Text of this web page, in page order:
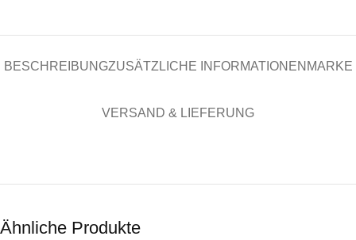
BESCHREIBUNGZUSÄTZLICHE INFORMATIONEN MARKE
VERSAND & LIEFERUNG
Ähnliche Produkte